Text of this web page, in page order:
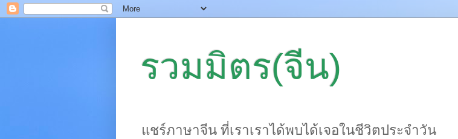
รวมมิตร(จีน)
แชร์ภาษาจีน ที่เราเราได้พบได้เจอในชีวิตประจำวัน